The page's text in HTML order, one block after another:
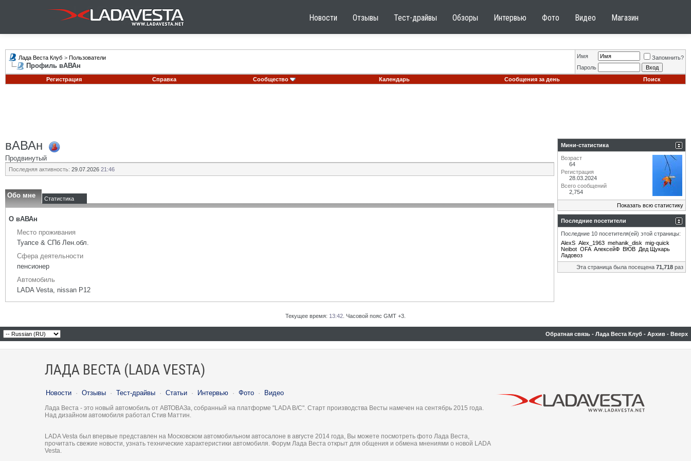
Новости Отзывы Тест-драйвы Обзоры Интервью Фото Видео Магазин
Лада Веста Клуб > Пользователи
Профиль вАВАн
Имя
Запомнить?
Пароль
Регистрация
Справка Сообщество Календарь Сообщения за день Поиск
вАВАн
Продвинутый
Последняя активность: 29.07.2026 21:46
Обо мне Статистика
О вАВАн
Место проживания
Туапсе & СПб Лен.обл.
Сфера деятельности
пенсионер
Автомобиль
LADA Vesta, nissan P12
Мини-статистика
Возраст
64
Регистрация
28.03.2024
Всего сообщений
2,754
Показать всю статистику
Последние посетители
Последние 10 посетителя(ей) этой страницы:
AlexS Alex_1963 mehanik_disk mig-quick
Neibot OFA АлексейФ ВЮВ Дед Щукарь
Ладовоз
Эта страница была посещена 71,718 раз
Текущее время: 13:42 . Часовой пояс GMT +3.
Обратная связь - Лада Веста Клуб - Архив - Вверх
ЛАДА ВЕСТА (LADA VESTA)
Новости · Отзывы · Тест-драйвы · Статьи · Интервью · Фото · Видео
Лада Веста - это новый автомобиль от АВТОВАЗа, собранный на платформе "LADA B/C". Старт производства Весты намечен на сентябрь 2015 года.
Над дизайном автомобиля работал Стив Маттин.
LADA Vesta был впервые представлен на Московском автомобильном автосалоне в августе 2014 года, Вы можете посмотреть фото Лада Веста,
прочитать свежие новости, узнать технические характеристики автомобиля. Форум Лада Веста открыт для общения и обмена мнениями о новой LADA
Vesta.